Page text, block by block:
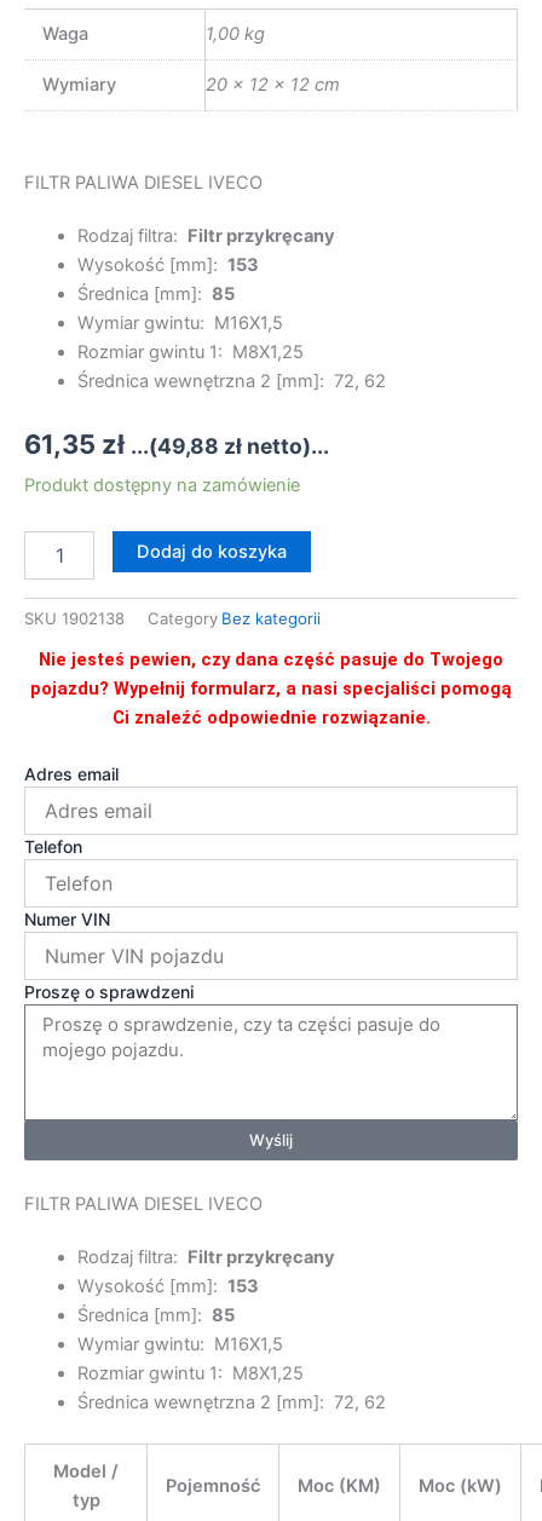
Waga 1,00 kg
Wymiary 20 × 12 × 12 cm
FILTR PALIWA DIESEL IVECO
Rodzaj filtra: Filtr przykręcany
Wysokość [mm]: 153
Średnica [mm]: 85
Wymiar gwintu: M16X1,5
Rozmiar gwintu 1: M8X1,25
Średnica wewnętrzna 2 [mm]: 72, 62
61,35 zł ...(49,88 zł netto)...
Produkt dostępny na zamówienie
ilość
FILTR
PALIWA
DIESEL
IVECO
Dodaj do koszyka
SKU 1902138 Category Bez kategorii
Nie jesteś pewien, czy dana część pasuje do Twojego
pojazdu? Wypełnij formularz, a nasi specjaliści pomogą
Ci znaleźć odpowiednie rozwiązanie.
Adres email
Telefon
Numer VIN
Proszę o sprawdzeni
Wyślij
FILTR PALIWA DIESEL IVECO
Rodzaj filtra: Filtr przykręcany
Wysokość [mm]: 153
Średnica [mm]: 85
Wymiar gwintu: M16X1,5
Rozmiar gwintu 1: M8X1,25
Średnica wewnętrzna 2 [mm]: 72, 62
Model /
typ
Pojemność Moc (KM) Moc (kW)